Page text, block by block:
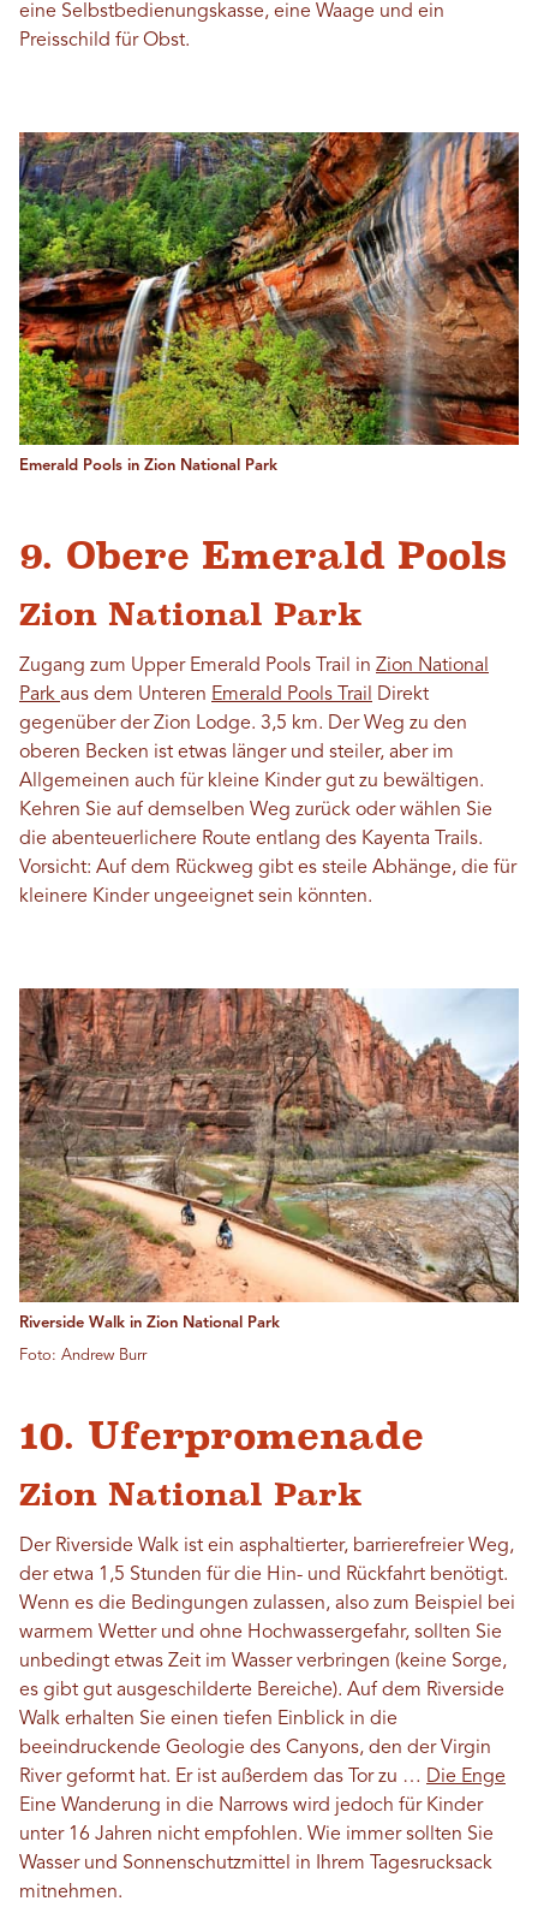
eine Selbstbedienungskasse, eine Waage und ein
Preisschild für Obst.
Emerald Pools in Zion National Park
9. Obere Emerald Pools
Zion National Park
Zugang zum Upper Emerald Pools Trail in Zion National
Park aus dem Unteren Emerald Pools Trail Direkt
gegenüber der Zion Lodge. 3,5 km. Der Weg zu den
oberen Becken ist etwas länger und steiler, aber im
Allgemeinen auch für kleine Kinder gut zu bewältigen.
Kehren Sie auf demselben Weg zurück oder wählen Sie
die abenteuerlichere Route entlang des Kayenta Trails.
Vorsicht: Auf dem Rückweg gibt es steile Abhänge, die für
kleinere Kinder ungeeignet sein könnten.
Riverside Walk in Zion National Park
Foto: Andrew Burr
10. Uferpromenade
Zion National Park
Der Riverside Walk ist ein asphaltierter, barrierefreier Weg,
der etwa 1,5 Stunden für die Hin- und Rückfahrt benötigt.
Wenn es die Bedingungen zulassen, also zum Beispiel bei
warmem Wetter und ohne Hochwassergefahr, sollten Sie
unbedingt etwas Zeit im Wasser verbringen (keine Sorge,
es gibt gut ausgeschilderte Bereiche). Auf dem Riverside
Walk erhalten Sie einen tiefen Einblick in die
beeindruckende Geologie des Canyons, den der Virgin
River geformt hat. Er ist außerdem das Tor zu … Die Enge
Eine Wanderung in die Narrows wird jedoch für Kinder
unter 16 Jahren nicht empfohlen. Wie immer sollten Sie
Wasser und Sonnenschutzmittel in Ihrem Tagesrucksack
mitnehmen.